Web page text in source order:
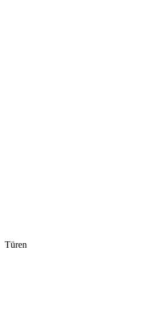
Türen